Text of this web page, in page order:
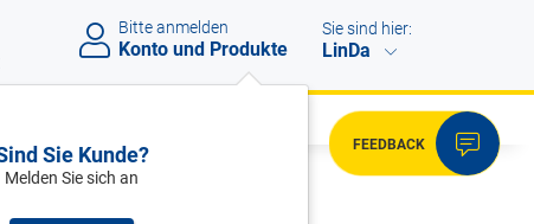
Bitte anmelden
Konto und Produkte
Sie Kunde?
Melden Sie sich an
Sie sind hier:
LinDa
FEEDBACK